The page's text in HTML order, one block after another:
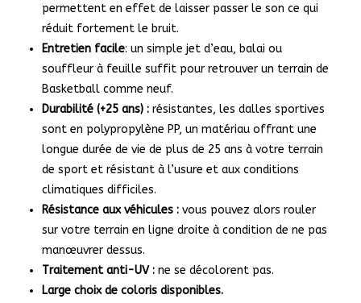
permettent en effet de laisser passer le son ce qui
réduit fortement le bruit.
Entretien facile: un simple jet d’eau, balai ou
souffleur à feuille suffit pour retrouver un terrain de
Basketball comme neuf.
Durabilité (+25 ans) : résistantes, les dalles sportives
sont en polypropylène PP, un matériau offrant une
longue durée de vie de plus de 25 ans à votre terrain
de sport et résistant à l’usure et aux conditions
climatiques difficiles.
Résistance aux véhicules : vous pouvez alors rouler
sur votre terrain en ligne droite à condition de ne pas
manœuvrer dessus.
Traitement anti-UV : ne se décolorent pas.
Large choix de coloris disponibles.